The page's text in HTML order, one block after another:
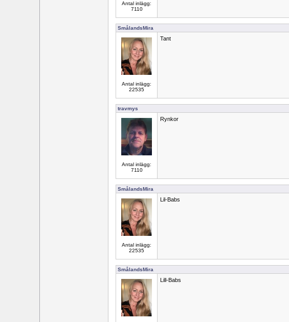
Antal inlägg:
7110
SmålandsMira
Antal inlägg:
22535
Tant
travmys
Antal inlägg:
7110
Rynkor
SmålandsMira
Antal inlägg:
22535
Lil-Babs
SmålandsMira
Lill-Babs